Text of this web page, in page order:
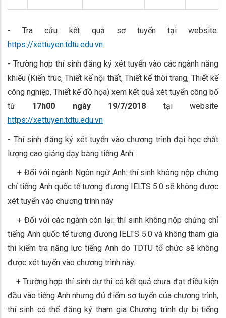
- Tra cứu kết quả sơ tuyển tại website:
https://xettuyen.tdtu.edu.vn
- Trường hợp thí sinh đăng ký xét tuyển vào các ngành năng
khiếu (Kiến trúc, Thiết kế nội thất, Thiết kế thời trang, Thiết kế
công nghiệp, Thiết kế đồ họa) xem kết quả xét tuyển công bố
từ 17h00 ngày 19/7/2018 tại website
https://xettuyen.tdtu.edu.vn
- Thí sinh đăng ký xét tuyển vào chương trình đại học chất
lượng cao giảng dạy bằng tiếng Anh:
+ Đối với ngành Ngôn ngữ Anh: thí sinh không nộp chứng
chỉ tiếng Anh quốc tế tương đương IELTS 5.0 sẽ không được
xét tuyển vào chương trình này
+ Đối với các ngành còn lại: thí sinh không nộp chứng chỉ
tiếng Anh quốc tế tương đương IELTS 5.0 và không tham gia
thi kiểm tra năng lực tiếng Anh do TDTU tổ chức sẽ không
được xét tuyển vào chương trình này.
+ Trường hợp thí sinh dự thi có kết quả chưa đạt điều kiện
đầu vào tiếng Anh nhưng đủ điểm sơ tuyển của chương trình,
thí sinh có thể đăng ký tham gia Chương trình dự bị tiếng